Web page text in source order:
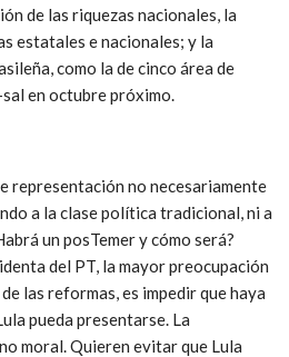
de las riquezas nacionales, la
estatales e nacionales; y la
como la de cinco área de
en octubre próximo.
representación no necesariamente
a la clase política tradicional, ni a
un posTemer y cómo será?
del PT, la mayor preocupación
las reformas, es impedir que haya
pueda presentarse. La
moral. Quieren evitar que Lula